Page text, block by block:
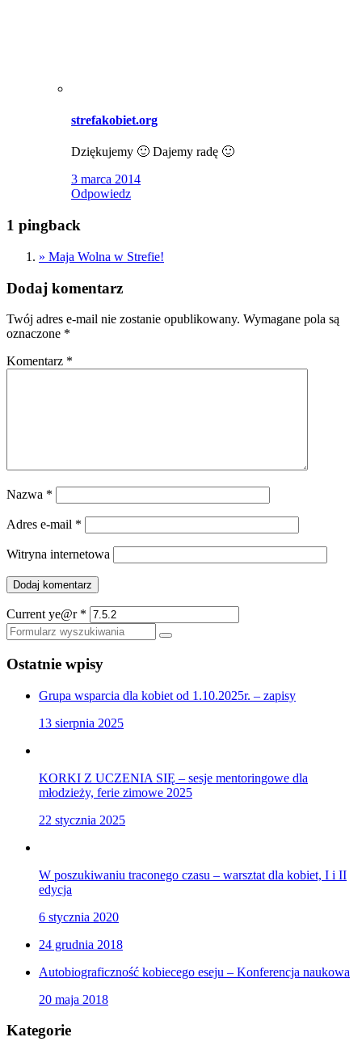
strefakobiet.org
Dziękujemy 🙂 Dajemy radę 🙂
3 marca 2014
Odpowiedz
1 pingback
» Maja Wolna w Strefie!
Dodaj komentarz
Twój adres e-mail nie zostanie opublikowany. Wymagane pola są
oznaczone *
Komentarz *
Nazwa *
Adres e-mail *
Witryna internetowa
Current ye@r *
Szukaj
Ostatnie wpisy
Grupa wsparcia dla kobiet od 1.10.2025r. – zapisy
13 sierpnia 2025
KORKI Z UCZENIA SIĘ – sesje mentoringowe dla
młodzieży, ferie zimowe 2025
22 stycznia 2025
W poszukiwaniu traconego czasu – warsztat dla kobiet, I i II
edycja
6 stycznia 2020
24 grudnia 2018
Autobiograficzność kobiecego eseju – Konferencja naukowa
20 maja 2018
Kategorie